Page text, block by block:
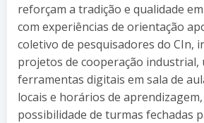
reforçam a tradição e qualidade
com experiências de orientação
coletivo de pesquisadores do CIn,
projetos de cooperação industrial,
ferramentas digitais em sala de
locais e horários de
possibilidade de turmas fechadas